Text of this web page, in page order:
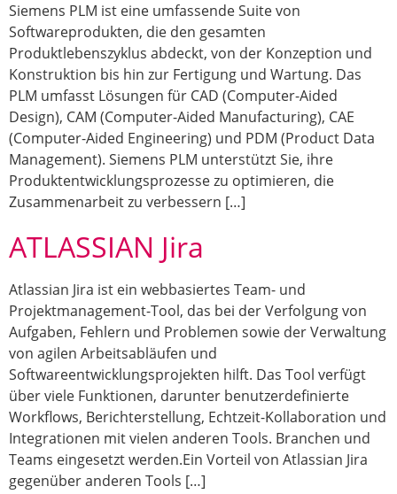
Siemens PLM ist eine umfassende Suite von
Softwareprodukten, die den gesamten
Produktlebenszyklus abdeckt, von der Konzeption und
Konstruktion bis hin zur Fertigung und Wartung. Das
PLM umfasst Lösungen für CAD (Computer-Aided
Design), CAM (Computer-Aided Manufacturing), CAE
(Computer-Aided Engineering) und PDM (Product Data
Management). Siemens PLM unterstützt Sie, ihre
Produktentwicklungsprozesse zu optimieren, die
Zusammenarbeit zu verbessern […]
ATLASSIAN Jira
Atlassian Jira ist ein webbasiertes Team- und
Projektmanagement-Tool, das bei der Verfolgung von
Aufgaben, Fehlern und Problemen sowie der Verwaltung
von agilen Arbeitsabläufen und
Softwareentwicklungsprojekten hilft. Das Tool verfügt
über viele Funktionen, darunter benutzerdefinierte
Workflows, Berichterstellung, Echtzeit-Kollaboration und
Integrationen mit vielen anderen Tools. Branchen und
Teams eingesetzt werden.Ein Vorteil von Atlassian Jira
gegenüber anderen Tools […]